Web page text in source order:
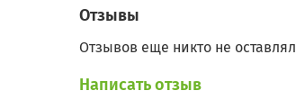
Отзывы
Отзывов еще никто не оставлял
Написать отзыв